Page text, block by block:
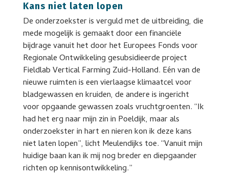
Kans niet laten lopen
De onderzoekster is verguld met de uitbreiding, die
mede mogelijk is gemaakt door een financiële
bijdrage vanuit het door het Europees Fonds voor
Regionale Ontwikkeling gesubsidieerde project
Fieldlab Vertical Farming Zuid-Holland. Eén van de
nieuwe ruimten is een vierlaagse klimaatcel voor
bladgewassen en kruiden, de andere is ingericht
voor opgaande gewassen zoals vruchtgroenten. “Ik
had het erg naar mijn zin in Poeldijk, maar als
onderzoekster in hart en nieren kon ik deze kans
niet laten lopen”, licht Meulendijks toe. “Vanuit mijn
huidige baan kan ik mij nog breder en diepgaander
richten op kennisontwikkeling.”